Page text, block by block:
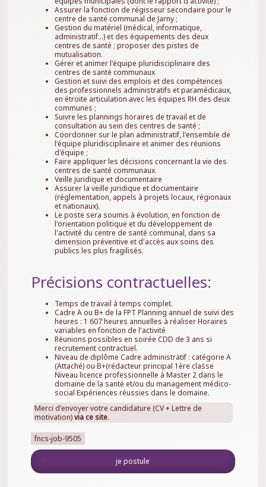
Assurer la fonction de régisseur secondaire pour le
centre de santé communal de Jarny ;
Gestion du matériel (médical, informatique,
administratif...) et des équipements des deux
centres de santé ; proposer des pistes de
mutualisation.
Gérer et animer l'équipe pluridisciplinaire des
centres de santé communaux
Gestion et suivi des emplois et des compétences
des professionnels administratifs et paramédicaux,
en étroite articulation avec les équipes RH des deux
communes ;
Suivre les plannings horaires de travail et de
consultation au sein des centres de santé ;
Coordonner sur le plan administratif, l'ensemble de
l'équipe pluridisciplinaire et animer des réunions
d'équipe ;
Faire appliquer les décisions concernant la vie des
centres de santé communaux.
Veille juridique et documentaire
Assurer la veille juridique et documentaire
(réglementation, appels à projets locaux, régionaux
et nationaux).
Le poste sera soumis à évolution, en fonction de
l'orientation politique et du développement de
l'activité du centre de santé communal, dans sa
dimension préventive et d'accès aux soins des
publics les plus fragilisés.
Précisions contractuelles:
Temps de travail à temps complet.
Cadre A ou B+ de la FPT Planning annuel de suivi des
heures : 1 607 heures annuelles à réaliser Horaires
variables en fonction de l'activité
Réunions possibles en soirée CDD de 3 ans si
recrutement contractuel.
Niveau de diplôme Cadre administratif : catégorie A
(Attaché) ou B+(rédacteur principal 1ère classe
Niveau licence professionnelle à Master 2 dans le
domaine de la santé et/ou du management médico-
social Expériences réussies dans le domaine.
Merci d'envoyer votre candidature (CV + Lettre de
motivation)via ce site.
fncs-job-9505
je postule